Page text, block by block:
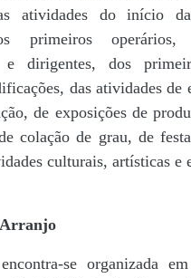
atividades do início
primeiros operários,
e dirigentes, ​dos
das atividades de
de exposições de
colação de grau, de
culturais, artísticas e
Arranjo
se organizada